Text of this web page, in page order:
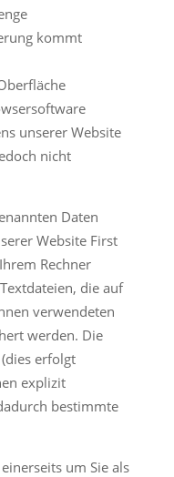
kommt
unserer Website
nicht
Daten
Website First
Rechner
die auf
verwendeten
werden. Die
erfolgt
explizit
bestimmte
um Sie als